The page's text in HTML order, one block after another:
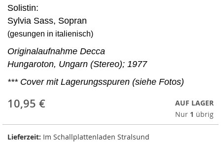
Solistin:
Sylvia Sass, Sopran
(gesungen in italienisch)
Originalaufnahme Decca
Hungaroton, Ungarn (Stereo); 1977
*** Cover mit Lagerungsspuren (siehe Fotos)
10,95 €
AUF LAGER
Nur 1 übrig
Lieferzeit: Im Schallplattenladen Stralsund